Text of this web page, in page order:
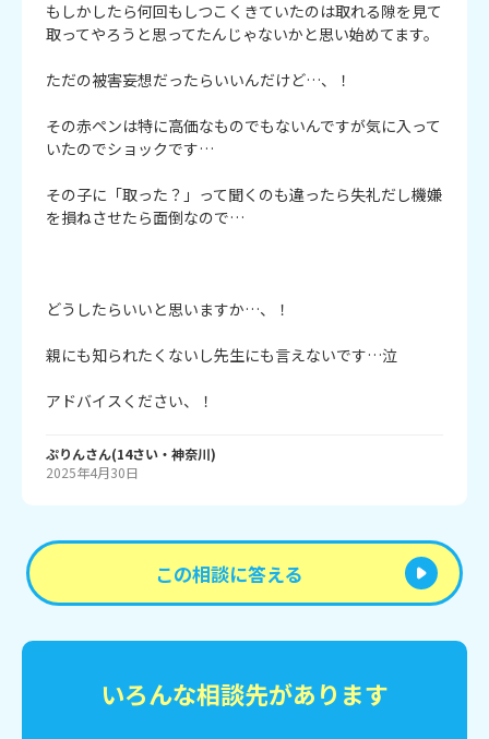
もしかしたら何回もしつこくきていたのは取れる隙を見て
取ってやろうと思ってたんじゃないかと思い始めてます。
ただの被害妄想だったらいいんだけど…、！
その赤ペンは特に高価なものでもないんですが気に入って
いたのでショックです…
その子に「取った？」って聞くのも違ったら失礼だし機嫌
を損ねさせたら面倒なので…
どうしたらいいと思いますか…、！
親にも知られたくないし先生にも言えないです…泣
アドバイスください、！
ぷりんさん(14さい・ 神奈川)
2025年4月30日
この相談に答える
いろんな相談先があります